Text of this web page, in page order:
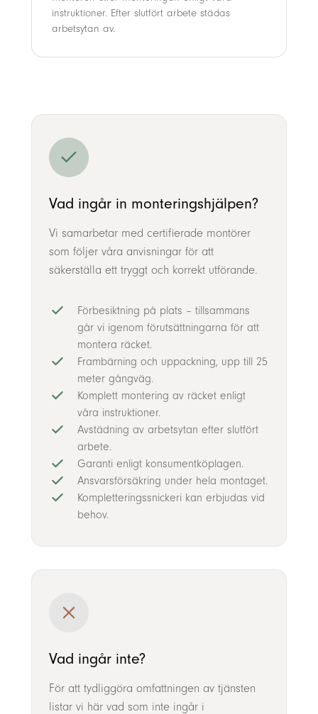
instruktioner. Efter slutfört arbete städas
arbetsytan av.
Vad ingår in monteringshjälpen?
Vi samarbetar med certifierade montörer
som följer våra anvisningar för att
säkerställa ett tryggt och korrekt utförande.
Förbesiktning på plats – tillsammans
går vi igenom förutsättningarna för att
montera räcket.
Frambärning och uppackning, upp till 25
meter gångväg.
Komplett montering av räcket enligt
våra instruktioner.
Avstädning av arbetsytan efter slutfört
arbete.
Garanti enligt konsumentköplagen.
Ansvarsförsäkring under hela montaget.
Kompletteringssnickeri kan erbjudas vid
behov.
Vad ingår inte?
För att tydliggöra omfattningen av tjänsten
listar vi här vad som inte ingår i